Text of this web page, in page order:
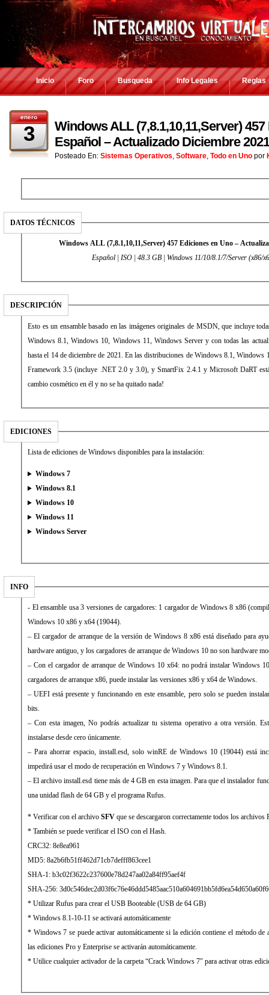
Inicio Foro Busqueda Info Legales Reglas
enero
3
Windows ALL (7,8.1,10,11,Server)
Español – Actualizado Diciembre 2021
Posteado En: Sistemas Operativos, Software, Todo en Uno por
DATOS TÉCNICOS
Windows ALL (7,8.1,10,11,Server) 457 Ediciones en Uno –
Español | ISO | 48.3 GB | Windows 11/10/8.1/7/Server (x86/
DESCRIPCIÓN
Esto es un ensamble basado en las imágenes originales de MSDN, que incluye
Windows 8.1, Windows 10, Windows 11, Windows Server y con todas las
hasta el 14 de diciembre de 2021. En las distribuciones de Windows 8.1,
Framework 3.5 (incluye .NET 2.0 y 3.0), y SmartFix 2.4.1 y Microsoft DaRT
cambio cosmético en él y no se ha quitado nada!
EDICIONES
Lista de ediciones de Windows disponibles para la instalación:
Windows 7
Windows 8.1
Windows 10
Windows 11
Windows Server
INFO
- El ensamble usa 3 versiones de cargadores: 1 cargador de Windows 8 x86
Windows 10 x86 y x64 (19044).
– El cargador de arranque de la versión de Windows 8 x86 está diseñado para
hardware antiguo, y los cargadores de arranque de Windows 10 no son hardware
– Con el cargador de arranque de Windows 10 x64: no podrá instalar Windows
cargadores de arranque x86, puede instalar las versiones x86 y x64 de Windows.
– UEFI está presente y funcionando en este ensamble, pero solo se pueden
bits.
– Con esta imagen, No podrás actualizar tu sistema operativo a otra versión.
instalarse desde cero únicamente.
– Para ahorrar espacio, install.esd, solo winRE de Windows 10 (19044) está
impedirá usar el modo de recuperación en Windows 7 y Windows 8.1.
– El archivo install.esd tiene más de 4 GB en esta imagen. Para que el instalador
una unidad flash de 64 GB y el programa Rufus.
* Verificar con el archivo SFV que se descargaron correctamente todos los archivos
* También se puede verificar el ISO con el Hash.
CRC32: 8e8ea961
MD5: 8a2b6fb51ff462d71cb7defff863cee1
SHA-1: b3c02f3622c237600e78d247aa02a84ff95aef4f
SHA-256:
* Utilizar Rufus para crear el USB Booteable (USB de 64 GB)
* Windows 8.1-10-11 se activará automáticamente
* Windows 7 se puede activar automáticamente si la edición contiene el método de
las ediciones Pro y Enterprise se activarán automáticamente.
* Utilice cualquier activador de la carpeta “Crack Windows 7″ para activar otras